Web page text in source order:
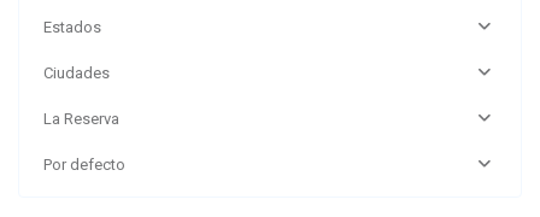
Estados
Ciudades
La Reserva
Por defecto
La